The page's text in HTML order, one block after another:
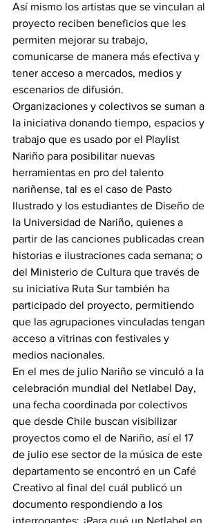
Así mismo los artistas que se vinculan al
proyecto reciben beneficios que les
permiten mejorar su trabajo,
comunicarse de manera más efectiva y
tener acceso a mercados, medios y
escenarios de difusión.
Organizaciones y colectivos se suman a
la iniciativa donando tiempo, espacios y
trabajo que es usado por el Playlist
Nariño para posibilitar nuevas
herramientas en pro del talento
nariñense, tal es el caso de Pasto
Ilustrado y los estudiantes de Diseño de
la Universidad de Nariño, quienes a
partir de las canciones publicadas crean
historias e ilustraciones cada semana; o
del Ministerio de Cultura que través de
su iniciativa Ruta Sur también ha
participado del proyecto, permitiendo
que las agrupaciones vinculadas tengan
acceso a vitrinas con festivales y
medios nacionales.
En el mes de julio Nariño se vinculó a la
celebración mundial del Netlabel Day,
una fecha coordinada por colectivos
que desde Chile buscan visibilizar
proyectos como el de Nariño, así el 17
de julio ese sector de la música de este
departamento se encontró en un Café
Creativo al final del cuál publicó un
documento respondiendo a los
interrogantes: ¿Para qué un Netlabel en